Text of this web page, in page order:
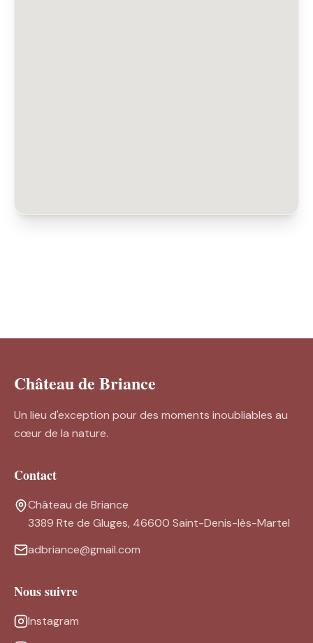
Château de Briance
Un lieu d'exception pour des moments inoubliables au
cœur de la nature.
Contact
Château de Briance
3389 Rte de Gluges, 46600 Saint-Denis-lès-Martel
adbriance@gmail.com
Nous suivre
Instagram